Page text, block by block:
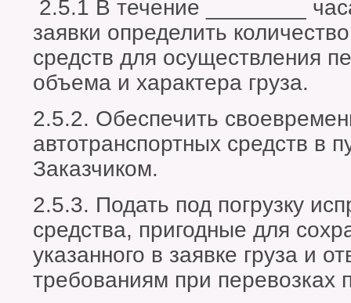
2.5.1 В течение ________
заявки определить
средств для осуществления
объема и характера груза.
2.5.2. Обеспечить
автотранспортных средств в
Заказчиком.
2.5.3. Подать под погрузку
средства, пригодные для
указанного в заявке груза и
требованиям при перевозках